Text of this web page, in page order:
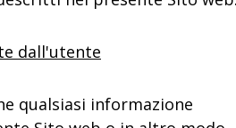
dall'utente
qualsiasi informazione